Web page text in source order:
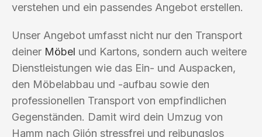
verstehen und ein passendes Angebot erstellen.
Unser Angebot umfasst nicht nur den Transport
deiner Möbel und Kartons, sondern auch weitere
Dienstleistungen wie das Ein- und Auspacken,
den Möbelabbau und -aufbau sowie den
professionellen Transport von empfindlichen
Gegenständen. Damit wird dein Umzug von
Hamm nach Gijón stressfrei und reibungslos